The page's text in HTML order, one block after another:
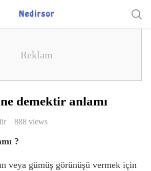
demektir anlamı
888 views
?
veya gümüş görünüşü vermek için